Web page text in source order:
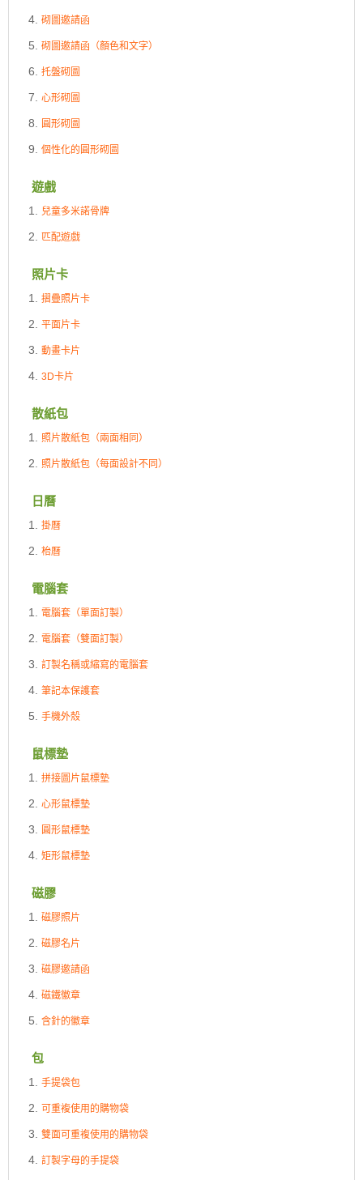
砌圖邀請函
砌圖邀請函（顏色和文字）
托盤砌圖
心形砌圖
圓形砌圖
個性化的圓形砌圖
遊戲
兒童多米諾骨牌
匹配遊戲
照片卡
摺疊照片卡
平面片卡
動畫卡片
3D卡片
散紙包
照片散紙包（兩面相同）
照片散紙包（每面設計不同）
日曆
掛曆
枱曆
電腦套
電腦套（單面訂製）
電腦套（雙面訂製）
訂製名稱或縮寫的電腦套
筆記本保護套
手機外殼
鼠標墊
拼接圖片鼠標墊
心形鼠標墊
圓形鼠標墊
矩形鼠標墊
磁膠
磁膠照片
磁膠名片
磁膠邀請函
磁鐵徽章
含針的徽章
包
手提袋包
可重複使用的購物袋
雙面可重複使用的購物袋
訂製字母的手提袋